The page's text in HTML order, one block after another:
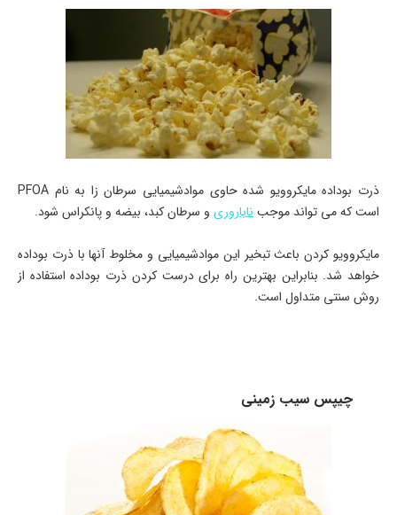
ذرت بوداده مایکروویو شده حاوی موادشیمیایی سرطان زا به نام PFOA
است که می تواند موجبناباروری و سرطان کبد، بیضه و پانکراس شود.
مایکروویو کردن باعث تبخیر این موادشیمیایی و مخلوط آنها با ذرت بوداده
خواهد شد. بنابراین بهترین راه برای درست کردن ذرت بوداده استفاده از
روش سنتی متداول است.
چیپس سیب زمینی